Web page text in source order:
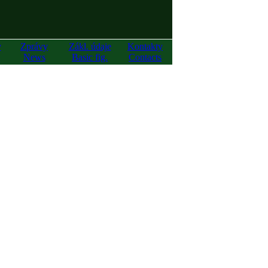
Zprávy
News
Zákl. údaje
Basic fig.
Kontakty
Contacts